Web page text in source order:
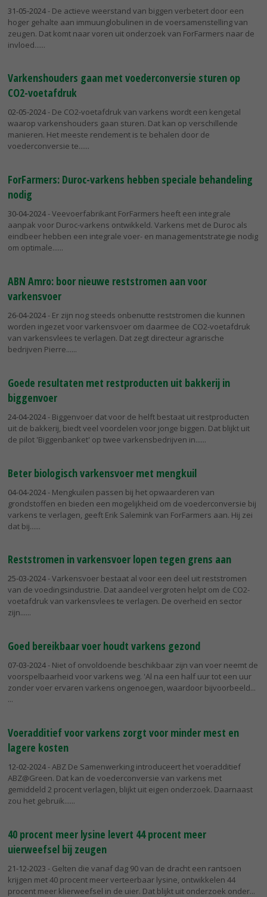
31-05-2024- De actieve weerstand van biggen verbetert door een
hoger gehalte aan immuunglobulinen in de voersamenstelling van
zeugen. Dat komt naar voren uit onderzoek van ForFarmers naar de
invloed...
Varkenshouders gaan met voederconversie sturen op
CO2-voetafdruk
02-05-2024- De CO2-voetafdruk van varkens wordt een kengetal
waarop varkenshouders gaan sturen. Dat kan op verschillende
manieren. Het meeste rendement is te behalen door de
voederconversie te...
ForFarmers: Duroc-varkens hebben speciale behandeling
nodig
30-04-2024- Veevoerfabrikant ForFarmers heeft een integrale
aanpak voor Duroc-varkens ontwikkeld. Varkens met de Duroc als
eindbeer hebben een integrale voer- en managementstrategie nodig
om optimale...
ABN Amro: boor nieuwe reststromen aan voor
varkensvoer
26-04-2024- Er zijn nog steeds onbenutte reststromen die kunnen
worden ingezet voor varkensvoer om daarmee de CO2-voetafdruk
van varkensvlees te verlagen. Dat zegt directeur agrarische
bedrijven Pierre...
Goede resultaten met restproducten uit bakkerij in
biggenvoer
24-04-2024- Biggenvoer dat voor de helft bestaat uit restproducten
uit de bakkerij, biedt veel voordelen voor jonge biggen. Dat blijkt uit
de pilot 'Biggenbanket' op twee varkensbedrijven in...
Beter biologisch varkensvoer met mengkuil
04-04-2024- Mengkuilen passen bij het opwaarderen van
grondstoffen en bieden een mogelijkheid om de voederconversie bij
varkens te verlagen, geeft Erik Salemink van ForFarmers aan. Hij zei
dat bij...
Reststromen in varkensvoer lopen tegen grens aan
25-03-2024- Varkensvoer bestaat al voor een deel uit reststromen
van de voedingsindustrie. Dat aandeel vergroten helpt om de CO2-
voetafdruk van varkensvlees te verlagen. De overheid en sector
zijn...
Goed bereikbaar voer houdt varkens gezond
07-03-2024- Niet of onvoldoende beschikbaar zijn van voer neemt de
voorspelbaarheid voor varkens weg. 'Al na een half uur tot een uur
zonder voer ervaren varkens ongenoegen, waardoor bijvoorbeeld...
Voeradditief voor varkens zorgt voor minder mest en
lagere kosten
12-02-2024- ABZ De Samenwerking introduceert het voeradditief
ABZ@Green. Dat kan de voederconversie van varkens met
gemiddeld 2 procent verlagen, blijkt uit eigen onderzoek. Daarnaast
zou het gebruik...
40 procent meer lysine levert 44 procent meer
uierweefsel bij zeugen
21-12-2023 - Gelten die vanaf dag 90 van de dracht een rantsoen
krijgen met 40 procent meer verteerbaar lysine, ontwikkelen 44
procent meer klierweefsel in de uier. Dat blijkt uit onderzoek onder...